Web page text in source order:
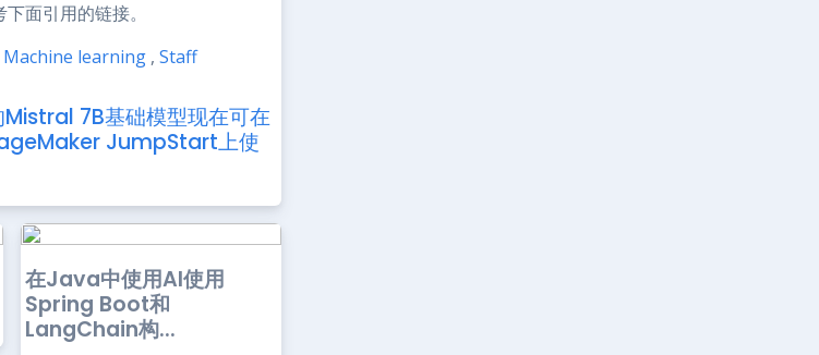
面引用的链接。
Machine learning , Staff
7B基础模型现在可在
JumpStart上使
在Java中使用AI使用
Spring Boot和
LangChain构...